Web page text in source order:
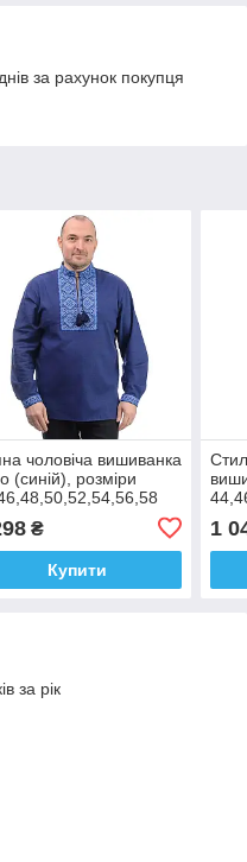
за рахунок покупця
чоловіча вишиванка
(синій), розміри
₴
Купити
1
за рік